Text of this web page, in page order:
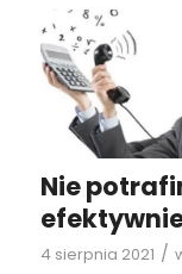
Nie
4 sierpnia 2021 /